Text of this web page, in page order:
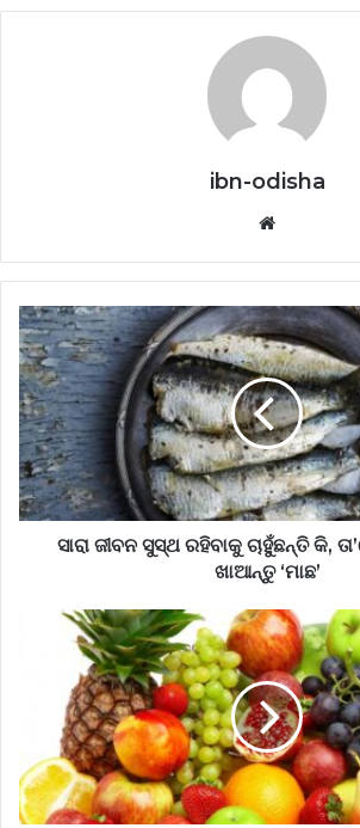
ibn-odisha
Website
ସାରା ଜୀବନ ସୁସ୍ଥ ରହିବାକୁ ଚାହୁଁଛନ୍ତି କି,
ଖାଆନ୍ତୁ ‘ମାଛ’